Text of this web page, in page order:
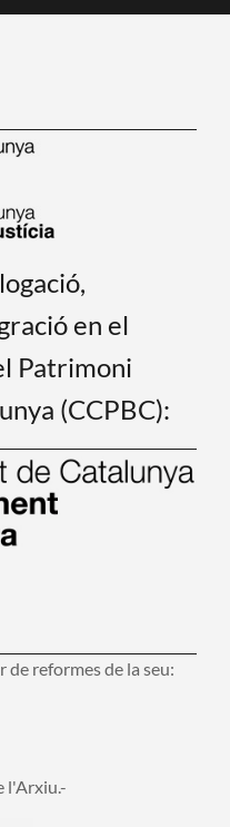
en el
Patrimoni
(CCPBC):
de reformes de la seu:
l'Arxiu.-